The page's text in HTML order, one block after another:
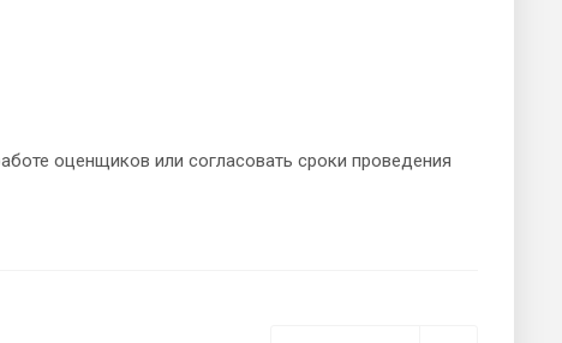
оценщиков или согласовать сроки проведения